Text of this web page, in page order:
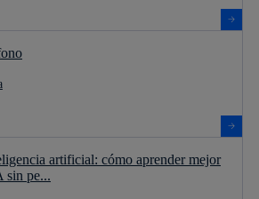
artificial: cómo aprender mejor
sin pe...